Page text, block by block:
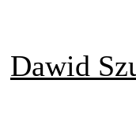
Dawid